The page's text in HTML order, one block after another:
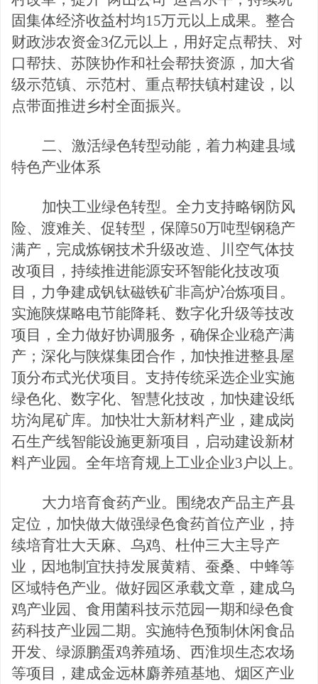
固集体经济收益村均15万元以上成果。整合
财政涉农资金3亿元以上，用好定点帮扶、对
口帮扶、苏陕协作和社会帮扶资源，加大省
级示范镇、示范村、重点帮扶镇村建设，以
点带面推进乡村全面振兴。
二、激活绿色转型动能，着力构建县域
特色产业体系
加快工业绿色转型。全力支持略钢防风
险、渡难关、促转型，保障50万吨型钢稳产
满产，完成炼钢技术升级改造、川空气体技
改项目，持续推进能源安环智能化技改项
目，力争建成钒钛磁铁矿非高炉冶炼项目。
实施陕煤略电节能降耗、数字化升级等技改
项目，全力做好协调服务，确保企业稳产满
产；深化与陕煤集团合作，加快推进整县屋
顶分布式光伏项目。支持传统采选企业实施
绿色化、数字化、智慧化技改，加快建设纸
坊沟尾矿库。加快壮大新材料产业，建成岗
石生产线智能设施更新项目，启动建设新材
料产业园。全年培育规上工业企业3户以上。
大力培育食药产业。围绕农产品主产县
定位，加快做大做强绿色食药首位产业，持
续培育壮大天麻、乌鸡、杜仲三大主导产
业，因地制宜扶持发展黄精、蚕桑、中蜂等
区域特色产业。做好园区承载文章，建成乌
鸡产业园、食用菌科技示范园一期和绿色食
药科技产业园二期。实施特色预制休闲食品
开发、绿源鹏蛋鸡养殖场、西淮坝生态农场
等项目，建成金远林麝养殖基地、烟区产业